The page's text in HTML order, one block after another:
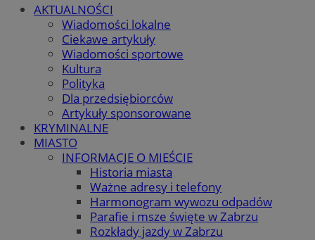
AKTUALNOŚCI
Wiadomości lokalne
Ciekawe artykuły
Wiadomości sportowe
Kultura
Polityka
Dla przedsiębiorców
Artykuły sponsorowane
KRYMINALNE
MIASTO
INFORMACJE O MIEŚCIE
Historia miasta
Ważne adresy i telefony
Harmonogram wywozu odpadów
Parafie i msze święte w Zabrzu
Rozkłady jazdy w Zabrzu